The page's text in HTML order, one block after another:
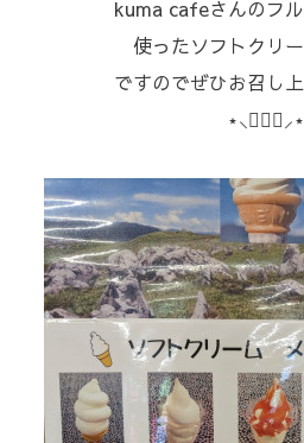
kuma cafeさんのフ
使ったソフトクリ
ですのでぜひお召し
⋆⸜🙆🏻‍♀️⸝‍⋆